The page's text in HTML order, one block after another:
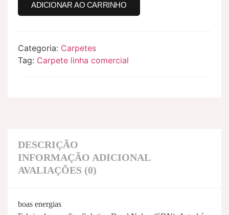
ADICIONAR AO CARRINHO
Categoria: Carpetes
Tag: Carpete linha comercial
DESCRIÇÃO
INFORMAÇÃO ADICIONAL
AVALIAÇÕES (0)
boas energias